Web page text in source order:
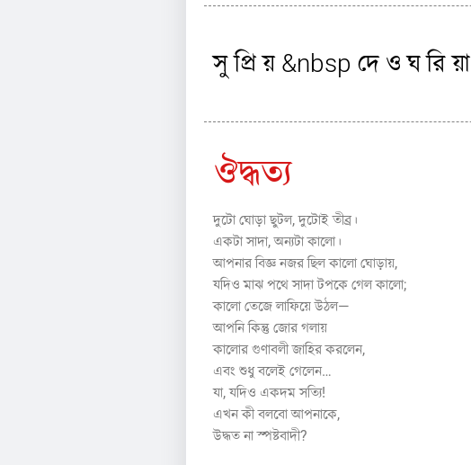
সু প্রি য় &nbsp দে ও ঘ রি য়া
ঔদ্ধত্য
দুটো ঘোড়া ছুটল, দুটোই তীব্র।
একটা সাদা, অন্যটা কালো।
আপনার বিজ্ঞ নজর ছিল কালো ঘোড়ায়,
যদিও মাঝ পথে সাদা টপকে গেল কালো;
কালো তেজে লাফিয়ে উঠল—
আপনি কিন্তু জোর গলায়
কালোর গুণাবলী জাহির করলেন,
এবং শুধু বলেই গেলেন…
যা, যদিও একদম সত্যি!
এখন কী বলবো আপনাকে,
উদ্ধত না স্পষ্টবাদী?